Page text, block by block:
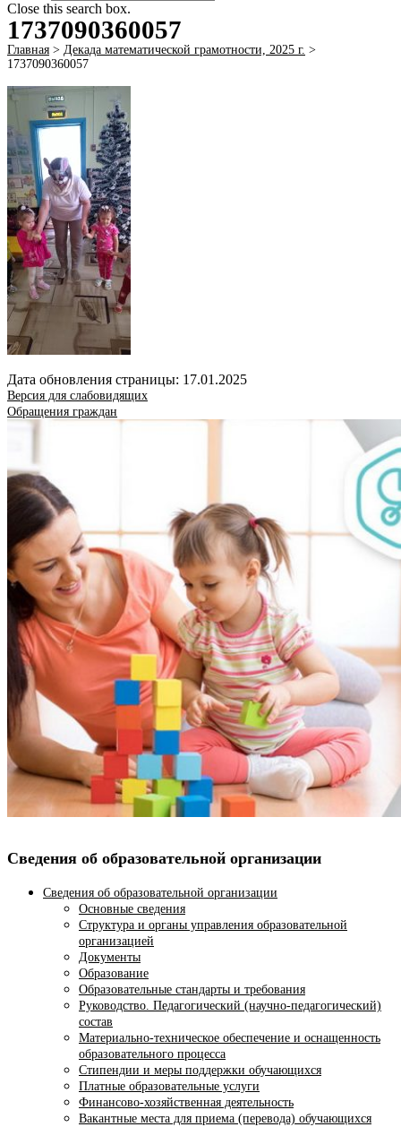
Close this search box.
1737090360057
Главная > Декада математической грамотности, 2025 г. >
1737090360057
Дата обновления страницы: 17.01.2025
Версия для слабовидящих
Обращения граждан
Сведения об образовательной организации
Сведения об образовательной организации
Основные сведения
Структура и органы управления образовательной
организацией
Документы
Образование
Образовательные стандарты и требования
Руководство. Педагогический (научно-педагогический)
состав
Материально-техническое обеспечение и оснащенность
образовательного процесса
Стипендии и меры поддержки обучающихся
Платные образовательные услуги
Финансово-хозяйственная деятельность
Вакантные места для приема (перевода) обучающихся